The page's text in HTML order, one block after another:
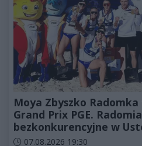
Moya Zbyszko
Grand Prix PGE.
bezkonkurencyjne w
Data dodania artykułu:
07.08.2026 19:30